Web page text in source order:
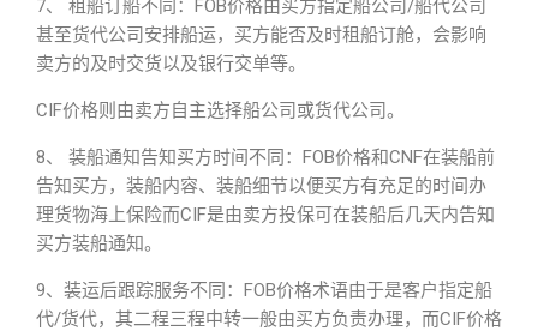
7、 租船订船不同：FOB价格由买方指定船公司/船代公司
甚至货代公司安排船运，买方能否及时租船订舱，会影响
卖方的及时交货以及银行交单等。
CIF价格则由卖方自主选择船公司或货代公司。
8、 装船通知告知买方时间不同：FOB价格和CNF在装船前
告知买方，装船内容、装船细节以便买方有充足的时间办
理货物海上保险而CIF是由卖方投保可在装船后几天内告知
买方装船通知。
9、装运后跟踪服务不同：FOB价格术语由于是客户指定船
代/货代，其二程三程中转一般由买方负责办理，而CIF价格